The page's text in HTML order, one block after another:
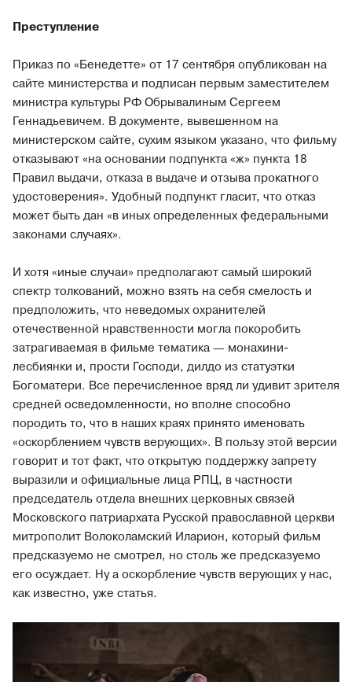
Преступление
Приказ по «Бенедетте» от 17 сентября опубликован на
сайте министерства и подписан первым заместителем
министра культуры РФ Обрывалиным Сергеем
Геннадьевичем. В документе, вывешенном на
министерском сайте, сухим языком указано, что фильму
отказывают «на основании подпункта «ж» пункта 18
Правил выдачи, отказа в выдаче и отзыва прокатного
удостоверения». Удобный подпункт гласит, что отказ
может быть дан «в иных определенных федеральными
законами случаях».
И хотя «иные случаи» предполагают самый широкий
спектр толкований, можно взять на себя смелость и
предположить, что неведомых охранителей
отечественной нравственности могла покоробить
затрагиваемая в фильме тематика — монахини-
лесбиянки и, прости Господи, дилдо из статуэтки
Богоматери. Все перечисленное вряд ли удивит зрителя
средней осведомленности, но вполне способно
породить то, что в наших краях принято именовать
«оскорблением чувств верующих». В пользу этой версии
говорит и тот факт, что открытую поддержку запрету
выразили и официальные лица РПЦ, в частности
председатель отдела внешних церковных связей
Московского патриархата Русской православной церкви
митрополит Волоколамский Иларион, который фильм
предсказуемо не смотрел, но столь же предсказуемо
его осуждает. Ну а оскорбление чувств верующих у нас,
как известно, уже статья.